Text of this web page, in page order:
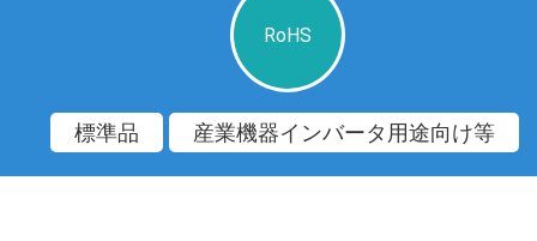
RoHS
標準品 産業機器インバータ用途向け等